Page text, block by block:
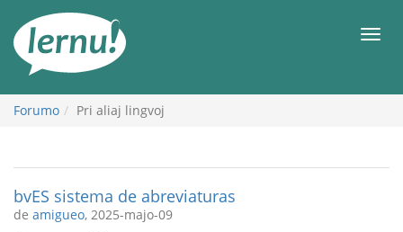
enhavo
Forumo Pri aliaj lingvoj
bvES sistema de abreviaturas
de amigueo, 2025-majo-09